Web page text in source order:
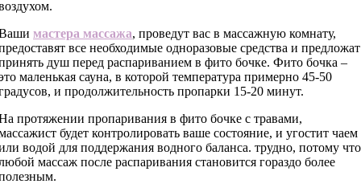
мастера массажа, проведут вас в массажную комнату,
все необходимые одноразовые средства и предложат
душ перед распариванием в фито бочке. Фито бочка –
маленькая сауна, в которой температура примерно 45-50
и продолжительность пропарки 15-20 минут.
протяжении пропаривания в фито бочке с травами,
будет контролировать ваше состояние, и угостит чаем
водой для поддержания водного баланса. трудно, потому что
массаж после распаривания становится гораздо более